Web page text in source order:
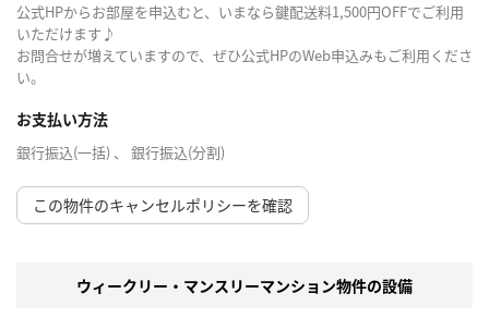
公式HPからお部屋を申込むと、いまなら鍵配送料1,500円OFFでご利用
いただけます♪
お問合せが増えていますので、ぜひ公式HPのWeb申込みもご利用くださ
い。
お支払い方法
銀行振込(一括) 、 銀行振込(分割)
この物件のキャンセルポリシーを確認
ウィークリー・マンスリーマンション物件の設備